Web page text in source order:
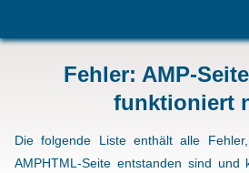
Fehler: AMP-
funktioniert
Die folgende Liste enthält alle
AMPHTML-Seite entstanden sind und